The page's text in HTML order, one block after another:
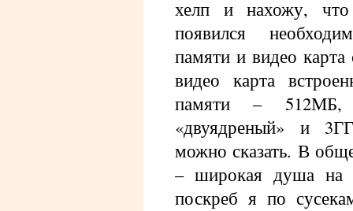
хелп и нахожу,
появился
памяти и видео
видео карта
памяти – 512МБ,
«двуядреный» и
можно сказать. В
– широкая душа на
поскреб я по